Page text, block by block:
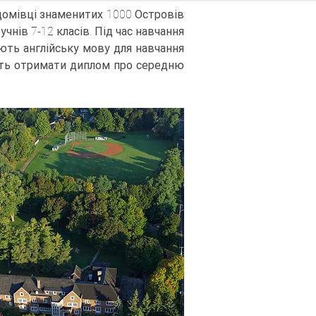
Увійти
КОНСУЛЬТАЦІЇ КВИТКИ
знаменитих 1000 Островів
7-12 класів. Під час навчання
англійську мову для навчання
отримати диплом про середню